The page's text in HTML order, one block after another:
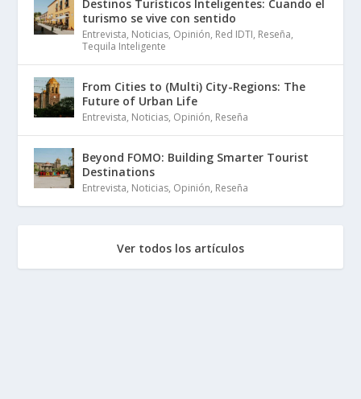
Destinos Turísticos Inteligentes: Cuando el
turismo se vive con sentido
Entrevista, Noticias, Opinión, Red IDTI, Reseña,
Tequila Inteligente
From Cities to (Multi) City-Regions: The
Future of Urban Life
Entrevista, Noticias, Opinión, Reseña
Beyond FOMO: Building Smarter Tourist
Destinations
Entrevista, Noticias, Opinión, Reseña
Ver todos los artículos